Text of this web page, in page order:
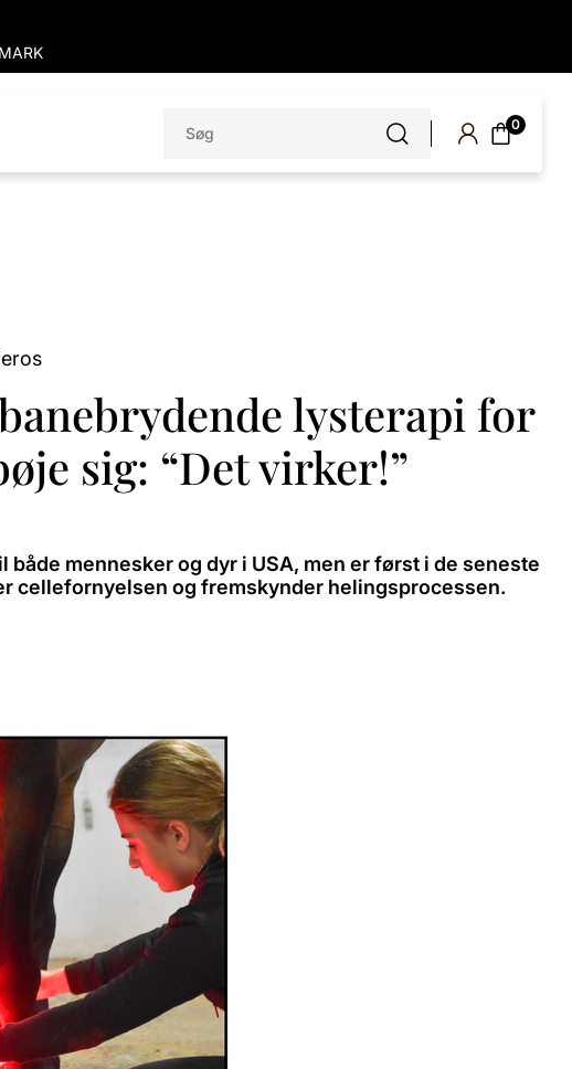
efter:
0
lysterapi for
sig: “Det virker!”
mennesker og dyr i USA, men er først i de seneste
cellefornyelsen og fremskynder helingsprocessen.